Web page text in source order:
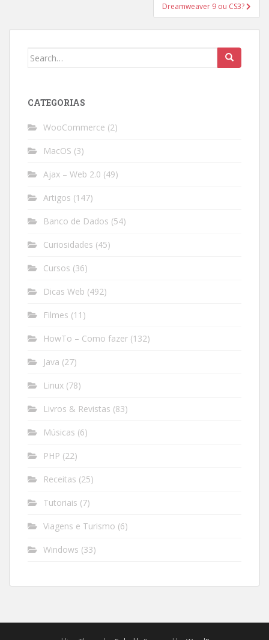
Dreamweaver 9 ou CS3?
Search
CATEGORIAS
WooCommerce (2)
MacOS (3)
Ajax – Web 2.0 (49)
Artigos (147)
Banco de Dados (54)
Curiosidades (45)
Cursos (36)
Dicas Web (492)
Filmes (11)
HowTo – Como fazer (132)
Java (27)
Linux (78)
Livros & Revistas (83)
Músicas (6)
PHP (22)
Receitas (25)
Tutoriais (7)
Viagens e Turismo (6)
Windows (33)